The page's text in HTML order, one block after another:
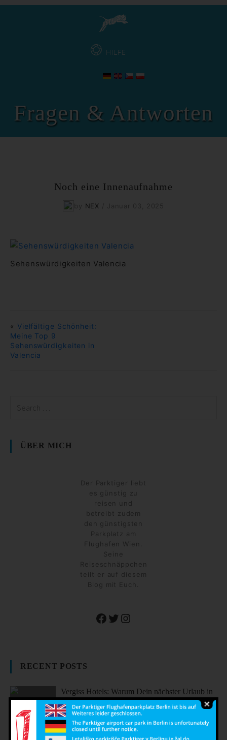
HILFE
Fragen & Antworten
Noch eine Innenaufnahme
NEX
Sehenswürdigkeiten Valencia
« Vielfältige Schönheit:
Meine Top 9
Sehenswürdigkeiten in
Valencia
ÜBER MICH
Der Parktiger liebt
es günstig zu
reisen und
betreibt zudem
den günstigsten
Parkplatz am
Flughafen Wien.
Seine
Reiseschnäppchen
teilt er auf diesem
Blog mit Euch.
Facebook
TwitterInstagram
RECENT POSTS
Vergiss Hotels: Warum Dein nächster Urlaub in
einem dieser coolen Airbnbs stattfinden sollte.